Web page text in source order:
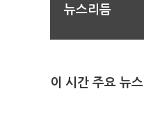
뉴스리듬
이 시간 주요 뉴스